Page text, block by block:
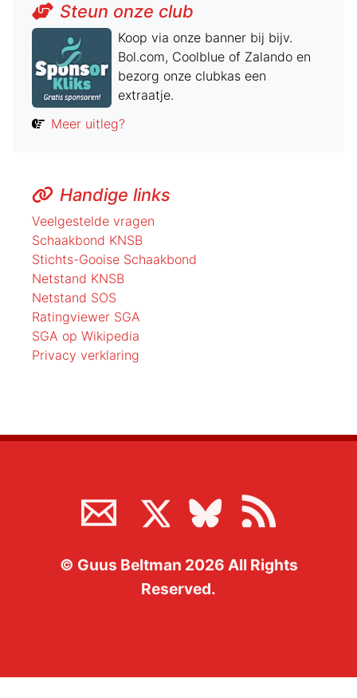
Steun onze club
Koop via onze banner bij bijv.
Bol.com, Coolblue of Zalando en
bezorg onze clubkas een
extraatje.
Meer uitleg?
Handige links
Veelgestelde vragen
Schaakbond KNSB
Stichts-Gooise Schaakbond
Netstand KNSB
Netstand SOS
Ratingviewer SGA
SGA op Wikipedia
Privacy verklaring
© Guus Beltman 2026 All Rights
Reserved.